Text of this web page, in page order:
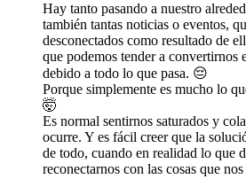
Hay tanto pasando a nuestro
también tantas noticias o eventos,
desconectados como resultado de
que podemos tender a convertirnos
debido a todo lo que pasa. 😔
Porque simplemente es mucho lo
🤯
Es normal sentirnos saturados y
ocurre. Y es fácil creer que la
de todo, cuando en realidad lo que
reconectarnos con las cosas que